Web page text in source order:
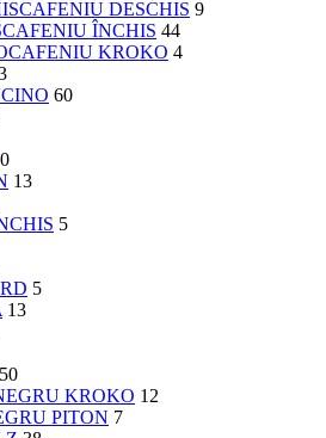
CAFENIU DESCHIS 9
CAFENIU ÎNCHIS 44
CAFENIU KROKO 4
60
13
5
5
13
KROKO 12
PITON 7